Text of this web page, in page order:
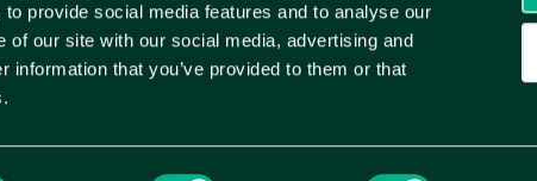
provide social media features and to analyse our
our site with our social media, advertising and
that you’ve provided to them or that
Wellagret
Triangeln 4
211 43 Malmö
Sverige